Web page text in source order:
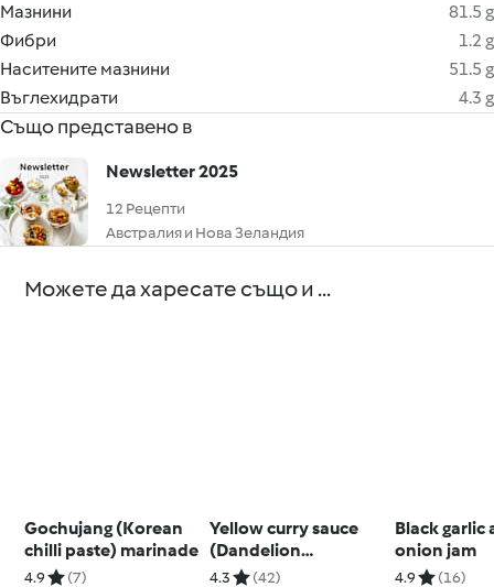
Мазнини
81.5 g
Фибри
1.2 g
Наситените мазнини
51.5 g
Въглехидрати
4.3 g
Също представено в
Newsletter 2025
12 Рецепти
Австралия и Нова Зеландия
Можете да харесате също и ...
Gochujang (Korean
chilli paste) marinade
4.9 (7)
Yellow curry sauce
(Dandelion
restaurant)
4.3 (42)
Black garlic
onion jam
4.9 (16)